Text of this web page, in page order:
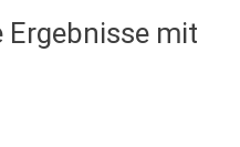
Ergebnisse mit